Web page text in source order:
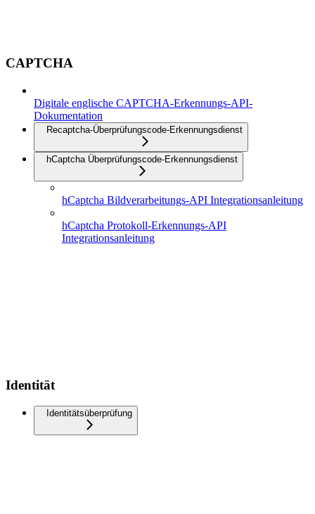
CAPTCHA
Digitale englische CAPTCHA-Erkennungs-API-
Dokumentation
Recaptcha-Überprüfungscode-Erkennungsdienst
hCaptcha Überprüfungscode-Erkennungsdienst
hCaptcha Bildverarbeitungs-API Integrationsanleitung
hCaptcha Protokoll-Erkennungs-API
Integrationsanleitung
Identität
Identitätsüberprüfung